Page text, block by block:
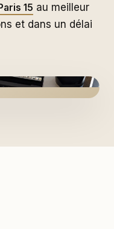
15 au meilleur
et dans un délai